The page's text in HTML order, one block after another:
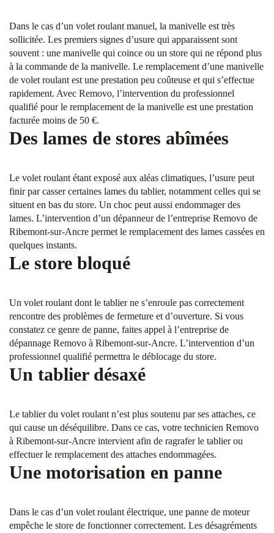
Dans le cas d’un volet roulant manuel, la manivelle est très
sollicitée. Les premiers signes d’usure qui apparaissent sont
souvent : une manivelle qui coince ou un store qui ne répond plus
à la commande de la manivelle. Le remplacement d’une manivelle
de volet roulant est une prestation peu coûteuse et qui s’effectue
rapidement. Avec Removo, l’intervention du professionnel
qualifié pour le remplacement de la manivelle est une prestation
facturée moins de 50 €.
Des lames de stores abîmées
Le volet roulant étant exposé aux aléas climatiques, l’usure peut
finir par casser certaines lames du tablier, notamment celles qui se
situent en bas du store. Un choc peut aussi endommager des
lames. L’intervention d’un dépanneur de l’entreprise Removo de
Ribemont-sur-Ancre permet le remplacement des lames cassées en
quelques instants.
Le store bloqué
Un volet roulant dont le tablier ne s’enroule pas correctement
rencontre des problèmes de fermeture et d’ouverture. Si vous
constatez ce genre de panne, faites appel à l’entreprise de
dépannage Removo à Ribemont-sur-Ancre. L’intervention d’un
professionnel qualifié permettra le déblocage du store.
Un tablier désaxé
Le tablier du volet roulant n’est plus soutenu par ses attaches, ce
qui cause un déséquilibre. Dans ce cas, votre technicien Removo
à Ribemont-sur-Ancre intervient afin de ragrafer le tablier ou
effectuer le remplacement des attaches endommagées.
Une motorisation en panne
Dans le cas d’un volet roulant électrique, une panne de moteur
empêche le store de fonctionner correctement. Les désagréments